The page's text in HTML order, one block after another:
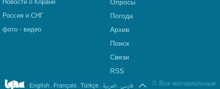
Новости о Коране
Россия и СНГ
фото - видео
Опросы
Погода
Архив
Поиск
Связи
RSS
English . Français . Türkçe . العربیة . فارسی © Все материальные